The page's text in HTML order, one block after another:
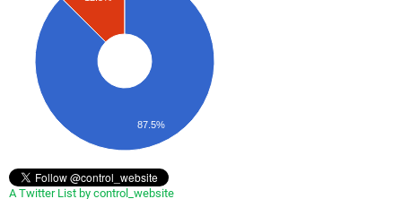
87.5%
A Twitter List by control_website